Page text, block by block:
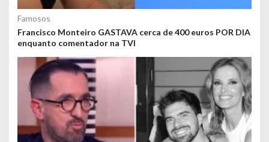
Famosos
Francisco Monteiro GASTAVA cerca de 400 euros POR DIA
enquanto comentador na TVI